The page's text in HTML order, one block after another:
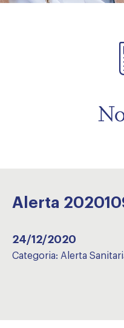
Alerta
24/12/2020
Categoria: Alerta